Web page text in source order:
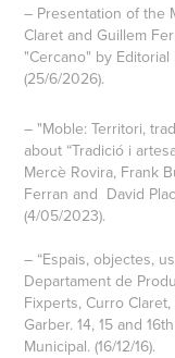
– Presentation of the
Claret and Guillem
"Cercano" by
(25/6/2026).
– "Moble: Territori,
about “Tradició i
Mercè Rovira, Frank
Ferran and David
(4/05/2023).
– “Espais, objectes,
Departament de
Fixperts, Curro
Garber. 14, 15 and
Municipal. (16/12/16).